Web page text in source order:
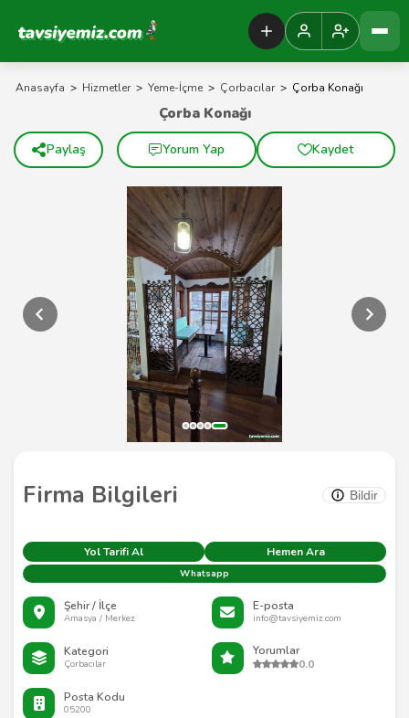
Tavsiyemiz Anasayfa
Anasayfa > Hizmetler > Yeme-İçme > Çorbacılar > Çorba Konağı
Firma Bilgileri Bildir
Yol Tarifi Al Hemen Ara
Whatsapp
Şehir / İlçe
Amasya / Merkez
E-posta
info@tavsiyemiz.com
Kategori
Çorbacılar
Yorumlar
0.0
Posta Kodu
05200
Çorba Konağı
Paylaş Yorum Yap Kaydet